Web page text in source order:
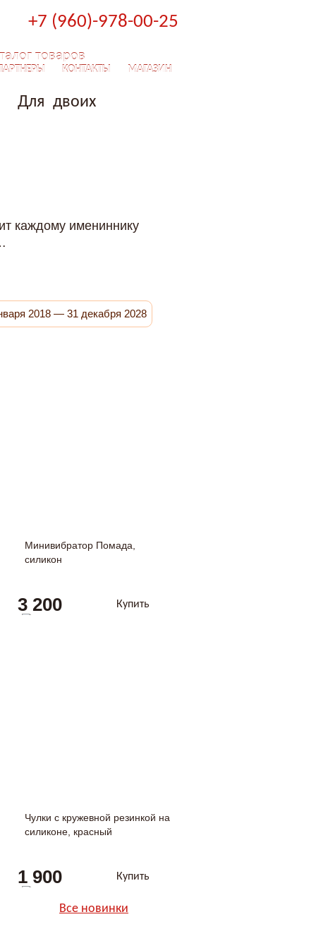
+7 (960)-978-00-25
КОНТАКТЫ МАГАЗИН
Для двоих
товаров
каждому имениннику
2018 — 31 декабря 2028
Минивибратор Помада,
силикон
3 200 Купить
Чулки с кружевной резинкой на
силиконе, красный
1 900 Купить
Все новинки